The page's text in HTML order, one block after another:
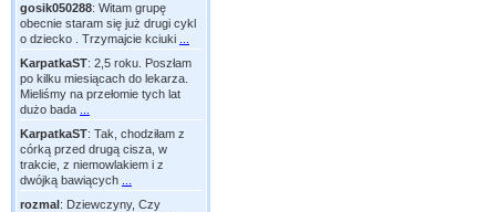
gosik050288: Witam grupę
obecnie staram się już drugi cykl
o dziecko . Trzymajcie kciuki
KarpatkaST: 2,5 roku. Poszłam
po kilku miesiącach do lekarza.
Mieliśmy na przełomie tych lat
dużo bada
KarpatkaST: Tak, chodziłam z
córką przed drugą cisza, w
trakcie, z niemowlakiem i z
dwójką bawiących
rozmal: Dziewczyny, Czy